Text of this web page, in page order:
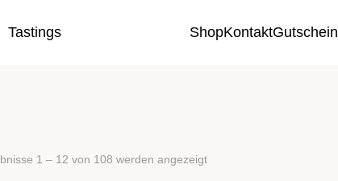
Tastings ShopKontaktGutschein
1 – 12 von 108 werden angezeigt